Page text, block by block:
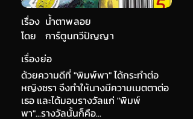
เรื่อง น้ำตาพลอย
การ์ตูนทวีปัญญา
โดย
เรื่องย่อ
ด้วยความดีที่ "พิมพ์พา" ได้กระทำต่อ
หญิงชรา จึงทำให้นางมีความเมตตาต่อ
เธอ และได้มอบรางวัลแก่ "พิมพ์
พา"...รางวัลนั้นก็คือ...